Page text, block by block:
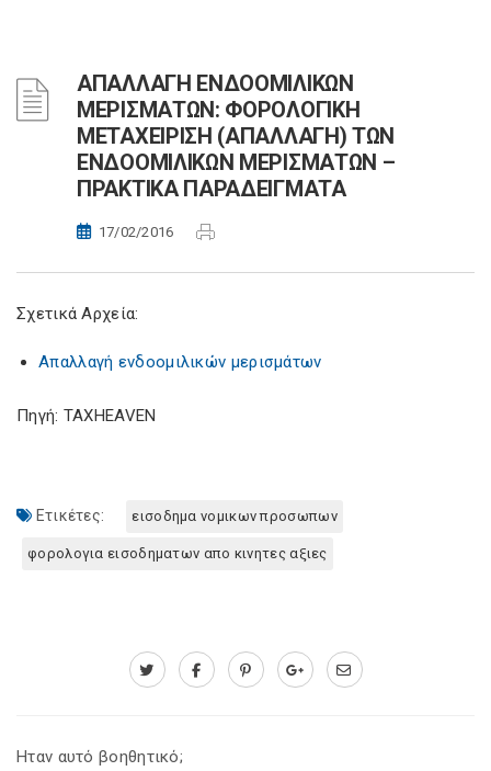
ΑΠΑΛΛΑΓΗ ΕΝΔΟΟΜΙΛΙΚΩΝ
ΜΕΡΙΣΜΑΤΩΝ: ΦΟΡΟΛΟΓΙΚΗ
ΜΕΤΑΧΕΙΡΙΣΗ (ΑΠΑΛΛΑΓΗ) ΤΩΝ
ΕΝΔΟΟΜΙΛΙΚΩΝ ΜΕΡΙΣΜΑΤΩΝ –
ΠΡΑΚΤΙΚΑ ΠΑΡΑΔΕΙΓΜΑΤΑ
17/02/2016
Σχετικά Αρχεία:
Απαλλαγή ενδοομιλικών μερισμάτων
Πηγή: TAXHEAVEN
Ετικέτες: εισοδημα νομικων προσωπων
φορολογια εισοδηματων απο κινητες αξιες
Ηταν αυτό βοηθητικό;